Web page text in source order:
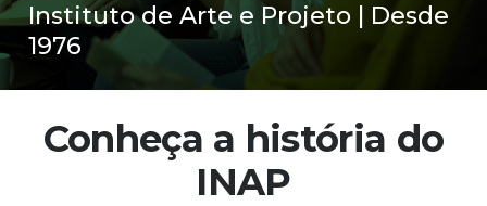
Instituto de Arte e Projeto | Desde
1976
Conheça a história do
INAP